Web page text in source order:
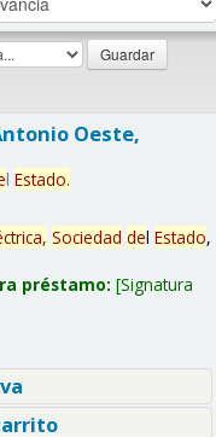
Oeste,
l Estado.
Sociedad del Estado,
préstamo: Signatura